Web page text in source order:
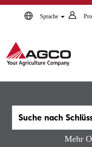
Sprache
Mehr